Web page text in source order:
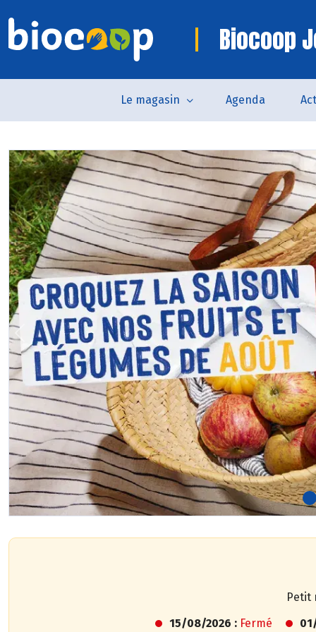
Biocoop
Le magasin Agenda
Previous
Petit
15/08/2026 : Fermé